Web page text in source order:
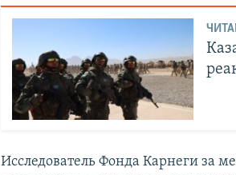
Исследователь Фонда Карнеги за